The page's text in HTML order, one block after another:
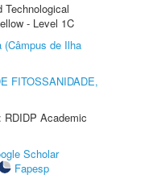
Technological
- Level 1C
(Câmpus de Ilha
FITOSSANIDADE,
Academic
Scholar
Fapesp